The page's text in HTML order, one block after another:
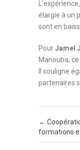
élargie à un
sont en
PourJamel
Manouba,
Il souligne
partenaires
Post
←
formations